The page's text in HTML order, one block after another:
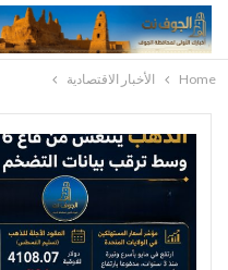
Home الأخبار الاقتصادية